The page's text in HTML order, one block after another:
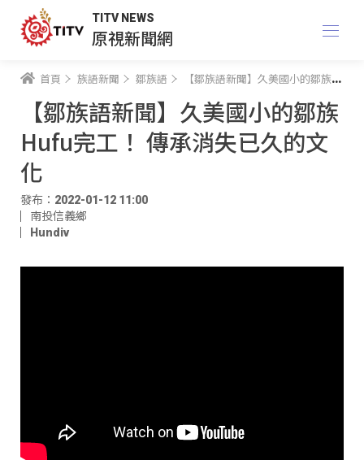
TITV NEWS
原視新聞網
首頁 族語新聞 鄒族語 【鄒族語新聞】久美國小的鄒族Hufu完工！ 傳承消失已久的文化
【鄒族語新聞】久美國小的鄒族
Hufu完工！ 傳承消失已久的文
化
發布：2022-01-12 11:00
南投信義鄉
Hundiv